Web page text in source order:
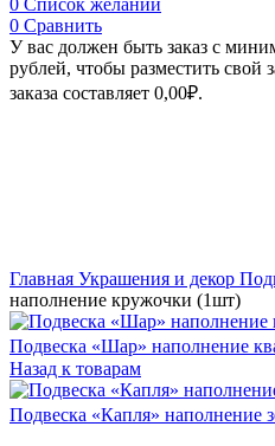
0 Сравнить
У вас должен быть заказ с
рублей, чтобы разместить свой
заказа составляет 0,00₽.
Главная Украшения и декор
наполнение кружочки (1шт)
Подвеска «Шар» наполнение
Назад к товарам
Подвеска «Капля» наполнение